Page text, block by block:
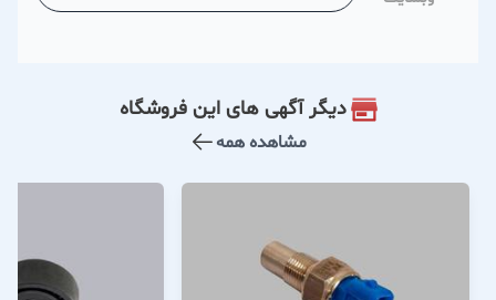
دیگر آگهی های این فروشگاه
مشاهده همه